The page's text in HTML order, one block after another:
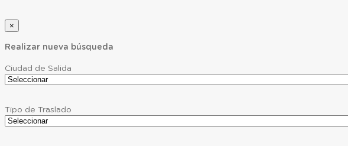
×
Realizar nueva búsqueda
Ciudad de Salida
Tipo de Traslado